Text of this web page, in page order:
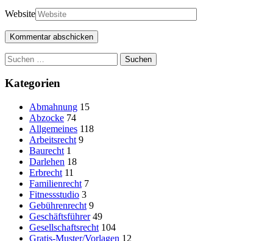
Website
Suchen
nach:
Kategorien
Abmahnung 15
Abzocke 74
Allgemeines 118
Arbeitsrecht 9
Baurecht 1
Darlehen 18
Erbrecht 11
Familienrecht 7
Fitnessstudio 3
Gebührenrecht 9
Geschäftsführer 49
Gesellschaftsrecht 104
Gratis-Muster/Vorlagen 12